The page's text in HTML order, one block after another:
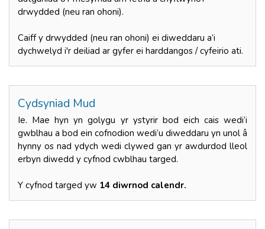
drwydded (neu ran ohoni).
Caiff y drwydded (neu ran ohoni) ei diweddaru a’i
dychwelyd i'r deiliad ar gyfer ei harddangos / cyfeirio ati.
Cydsyniad Mud
Ie. Mae hyn yn golygu yr ystyrir bod eich cais wedi’i
gwblhau a bod ein cofnodion wedi’u diweddaru yn unol â
hynny os nad ydych wedi clywed gan yr awdurdod lleol
erbyn diwedd y cyfnod cwblhau targed.
Y cyfnod targed yw 14 diwrnod calendr.